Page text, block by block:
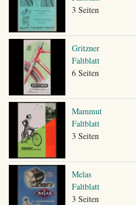
3 Seiten
Gritzner
Faltblatt
6 Seiten
Mammut
Faltblatt
3 Seiten
Melas
Faltblatt
3 Seiten